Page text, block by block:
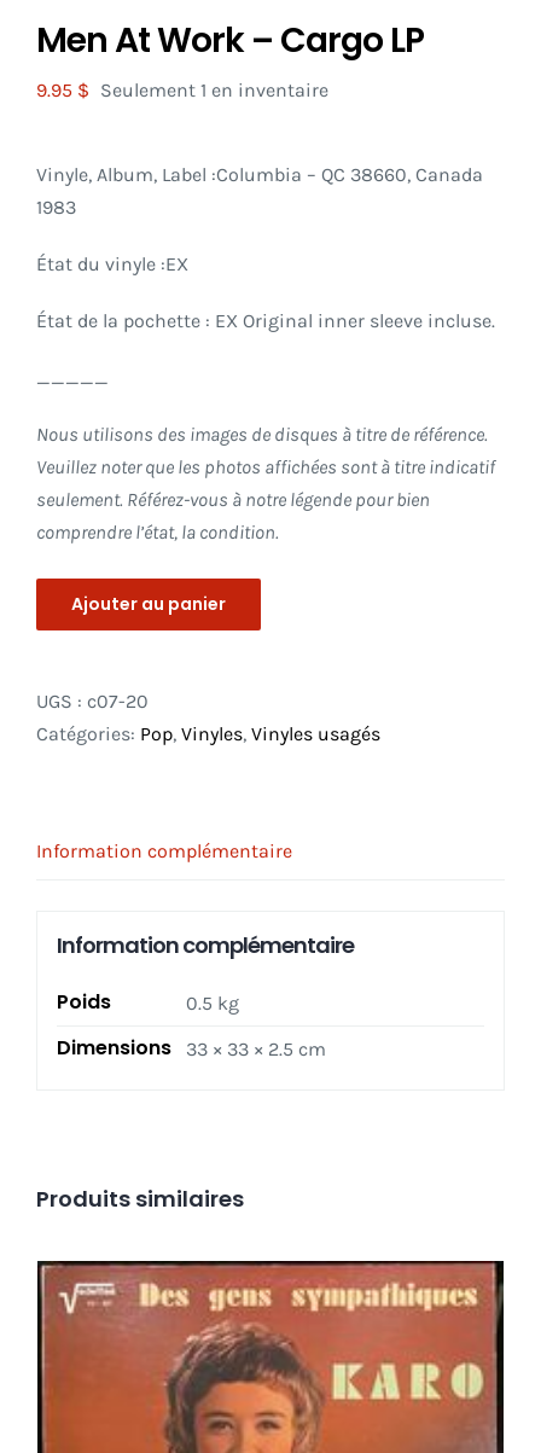
Men At Work – Cargo LP
9.95 $ Seulement 1 en inventaire
Vinyle, Album, Label :Columbia – QC 38660, Canada
1983
État du vinyle :EX
État de la pochette : EX Original inner sleeve incluse.
_____
Nous utilisons des images de disques à titre de référence.
Veuillez noter que les photos affichées sont à titre indicatif
seulement. Référez-vous à notre légende pour bien
comprendre l’état, la condition.
Ajouter au panier
UGS : c07-20
Catégories: Pop, Vinyles, Vinyles usagés
Information complémentaire
Information complémentaire
Poids 0.5 kg
Dimensions 33 × 33 × 2.5 cm
Produits similaires
Karo – Des Gens Sympathiques LP
Ajouter au panier